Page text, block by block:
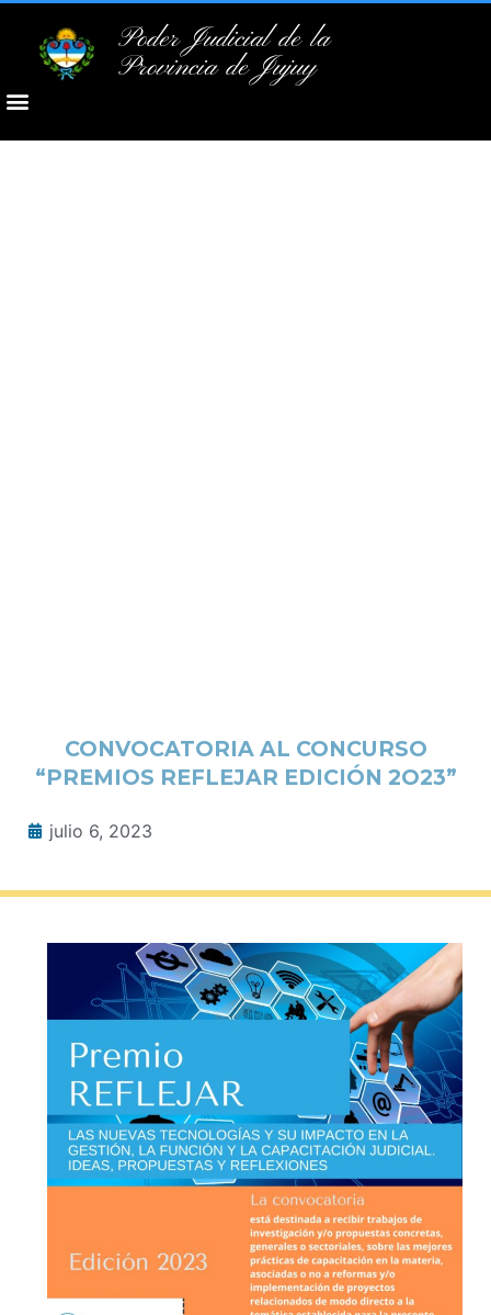
Poder Judicial de la
Provincia de Jujuy
CONVOCATORIA AL CONCURSO
“PREMIOS REFLEJAR EDICIÓN 2O23”
julio 6, 2023